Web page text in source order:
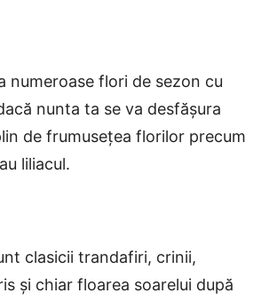
numeroase flori de sezon cu
nunta ta se va desfășura
de frumusețea florilor precum
liliacul.
clasicii trandafiri, crinii,
și chiar floarea soarelui după